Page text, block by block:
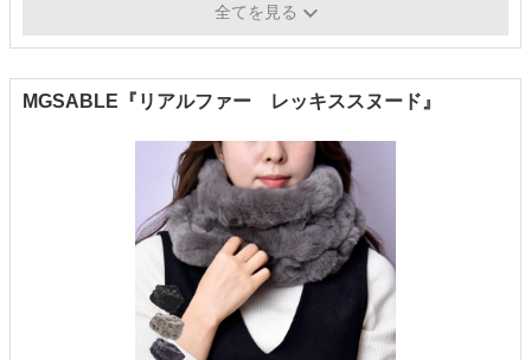
中国製全てを見る
MGSABLE『リアルファー レッキススヌード』